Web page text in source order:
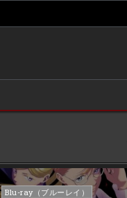
Posted
Blu-ray（ブルーレイ）